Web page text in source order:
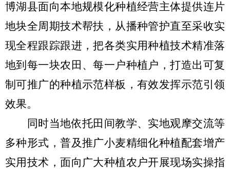
博湖县面向本地规模化种植经营主体提供连片
地块全周期技术帮扶，从播种管护直至采收实
现全程跟踪跟进，把各类实用种植技术精准落
地到每一块农田、每一户种植户，打造出可复
制可推广的种植示范样板，有效发挥示范引领
效果。
同时当地依托田间教学、实地观摩交流等
多种形式，普及推广小麦精细化种植配套增产
实用技术，面向广大种植农户开展现场实操指